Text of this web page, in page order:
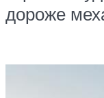
дороже